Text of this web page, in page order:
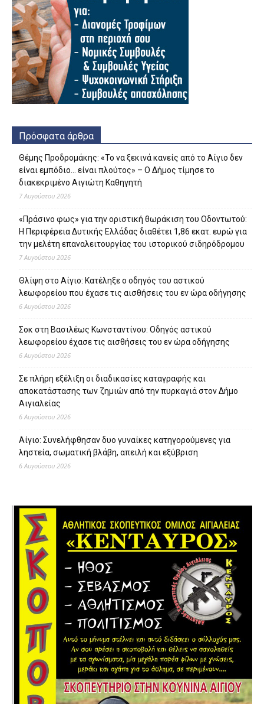
Πρόσφατα άρθρα
Θέμης Προδρομάκης: «Το να ξεκινά κανείς από το Αίγιο δεν
είναι εμπόδιο… είναι πλούτος» – O Δήμος τίμησε το
διακεκριμένο Αιγιώτη Καθηγητή
7 Αυγούστου 2026
«Πράσινο φως» για την οριστική θωράκιση του Οδοντωτού:
Η Περιφέρεια Δυτικής Ελλάδας διαθέτει 1,86 εκατ. ευρώ για
την μελέτη επαναλειτουργίας του ιστορικού σιδηρόδρομου
7 Αυγούστου 2026
Θλίψη στο Αίγιο: Κατέληξε ο οδηγός του αστικού
λεωφορείου που έχασε τις αισθήσεις του εν ώρα οδήγησης
6 Αυγούστου 2026
Σοκ στη Βασιλέως Κωνσταντίνου: Οδηγός αστικού
λεωφορείου έχασε τις αισθήσεις του εν ώρα οδήγησης
6 Αυγούστου 2026
Σε πλήρη εξέλιξη οι διαδικασίες καταγραφής και
αποκατάστασης των ζημιών από την πυρκαγιά στον Δήμο
Αιγιαλείας
6 Αυγούστου 2026
Αίγιο: Συνελήφθησαν δυο γυναίκες κατηγορούμενες για
ληστεία, σωματική βλάβη, απειλή και εξύβριση
6 Αυγούστου 2026